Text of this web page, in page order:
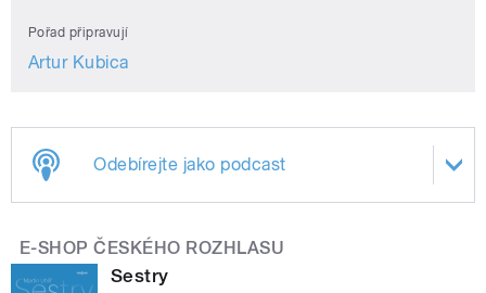
Pořad připravují
Artur Kubica
Odebírejte jako podcast
E-SHOP ČESKÉHO ROZHLASU
Sestry